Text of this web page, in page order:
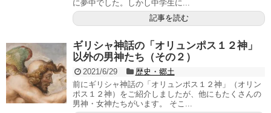
に夢中でした。しかし中学生に...
記事を読む
ギリシャ神話の「オリュンポス１２神」
以外の男神たち（その２）
2021/6/29
歴史・郷土
前にギリシャ神話の「オリュンポス１２神」（オリン
ポス１２神）をご紹介しましたが、他にもたくさんの
男神・女神たちがいます。 そこ...